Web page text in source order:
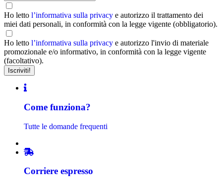
Ho letto l’informativa sulla privacy e autorizzo il trattamento dei
miei dati personali, in conformità con la legge vigente (obbligatorio).
Ho letto l’informativa sulla privacy e autorizzo l'invio di materiale
promozionale e/o informativo, in conformità con la legge vigente
(facoltativo).
Come funziona?
Tutte le domande frequenti
Corriere espresso